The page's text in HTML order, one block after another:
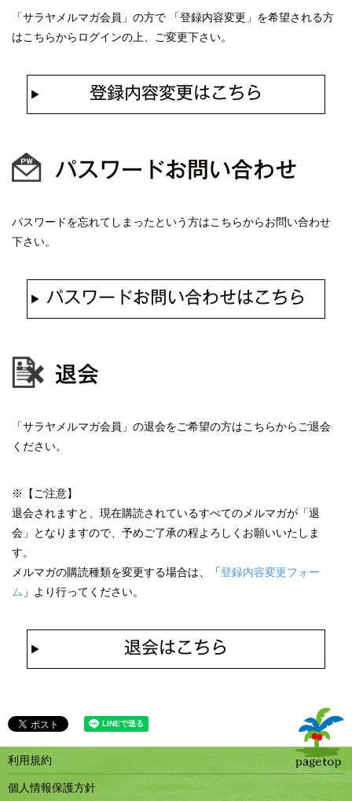
「サラヤメルマガ会員」の方で 「登録内容変更」を希望される方
はこちらからログインの上、ご変更下さい。
登録内容変更はこちら
パスワードお問い合わせ
パスワードを忘れてしまったという方はこちらからお問い合わせ
下さい。
パスワードお問い合わせはこちら
退会
「サラヤメルマガ会員」の退会をご希望の方はこちらからご退会
ください。
※【ご注意】
退会されますと、現在購読されているすべてのメルマガが「退
会」となりますので、予めご了承の程よろしくお願いいたしま
す。
メルマガの購読種類を変更する場合は、「登録内容変更フォー
ム 」より行ってください。
退会はこちら
利用規約
個人情報保護方針